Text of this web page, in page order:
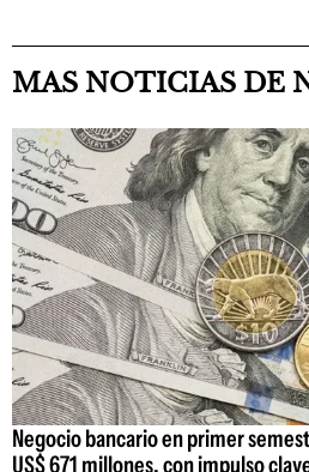
MAS NOTICIAS DE
Negocio bancario en primer
US$ 671 millones, con impulso